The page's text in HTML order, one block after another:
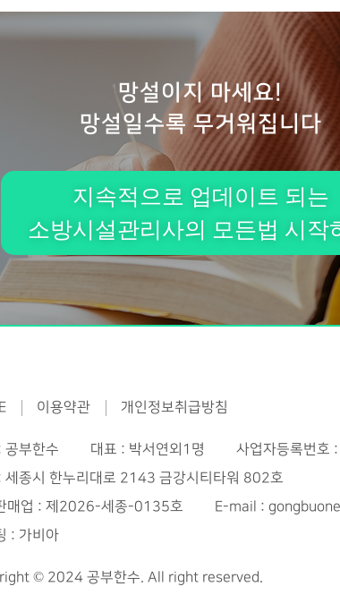
망설이지 마세요!
망설일수록 무거워집니다
지속적으로 업데이트 되는
소방시설관리사의 모든법 시작
이용약관 개인정보취급방침
공부한수 대표 : 박서연외1명
사업자등록번
세종시 한누리대로 2143 금강시티타워 802호
매업 : 제2026-세종-0135호
E-mail :
: 가비아
© 2024 공부한수. All right reserved.